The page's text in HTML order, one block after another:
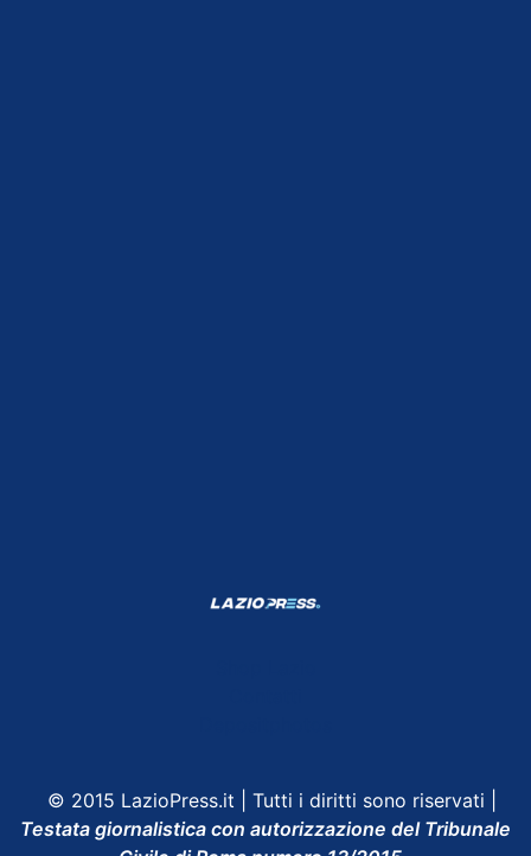
© 2015 LazioPress.it | Tutti i diritti sono riservati |
Testata giornalistica con autorizzazione del Tribunale